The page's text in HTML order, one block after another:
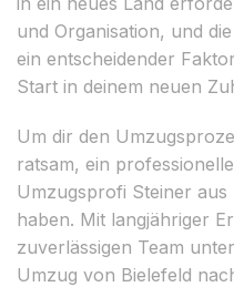
und Organisation, und
ein entscheidender
Start in deinem neuen
Um dir den
ratsam, ein
Umzugsprofi Steiner aus
haben. Mit langjähriger
zuverlässigen Team
Umzug von Bielefeld